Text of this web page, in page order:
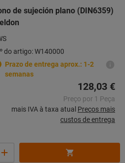
de sujeción plano (DIN6359)
do artigo: W140000
Prazo de entrega aprox.: 1-2
semanas
128,03 €
Preço por 1 Peça
mais IVA à taxa atual Preços mais
custos de entrega